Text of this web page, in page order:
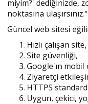
miyim?' dediğinizde,
noktasına ulaşırsınız."
Güncel web sitesi
Hızlı çalışan site,
Site güvenliği,
Google'ın
Ziyaretçi
HTTPS
Uygun, çekici,